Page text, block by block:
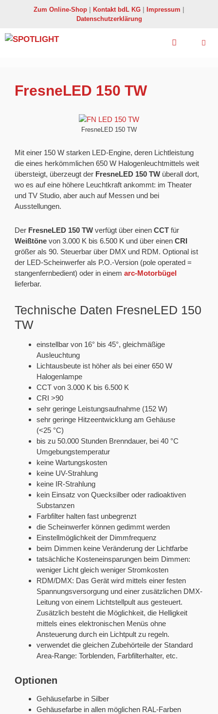
Zum Online-Shop Kontakt bdL KG Impressum
Datenschutzerklärung
FresneLED 150 TW
FresneLED 150 TW
Mit einer 150 W starken LED-Engine, deren Lichtleistung
die eines herkömmlichen 650 W Halogenleuchtmittels weit
übersteigt, überzeugt der FresneLED 150 TW überall dort,
wo es auf eine höhere Leuchtkraft ankommt: im Theater
und TV Studio, aber auch auf Messen und bei
Ausstellungen.
Der FresneLED 150 TW verfügt über einen CCT für
Weißtöne von 3.000 K bis 6.500 K und über einen CRI
größer als 90. Steuerbar über DMX und RDM. Optional ist
der LED-Scheinwerfer als P.O.-Version (pole operated =
stangenfernbedient) oder in einem arc-Motorbügel
lieferbar.
Technische Daten FresneLED 150
TW
einstellbar von 16° bis 45°, gleichmäßige
Ausleuchtung
Lichtausbeute ist höher als bei einer 650 W
Halogenlampe
CCT von 3.000 K bis 6.500 K
CRI >90
sehr geringe Leistungsaufnahme (152 W)
sehr geringe Hitzeentwicklung am Gehäuse
(<25 °C)
bis zu 50.000 Stunden Brenndauer, bei 40 °C
Umgebungstemperatur
keine Wartungskosten
keine UV-Strahlung
keine IR-Strahlung
kein Einsatz von Quecksilber oder radioaktiven
Substanzen
Farbfilter halten fast unbegrenzt
die Scheinwerfer können gedimmt werden
Einstellmöglichkeit der Dimmfrequenz
beim Dimmen keine Veränderung der Lichtfarbe
tatsächliche Kosteneinsparungen beim Dimmen:
weniger Licht gleich weniger Stromkosten
RDM/DMX: Das Gerät wird mittels einer festen
Spannungsversorgung und einer zusätzlichen DMX-
Leitung von einem Lichtstellpult aus gesteuert.
Zusätzlich besteht die Möglichkeit, die Helligkeit
mittels eines elektronischen Menüs ohne
Ansteuerung durch ein Lichtpult zu regeln.
verwendet die gleichen Zubehörteile der Standard
Area-Range: Torblenden, Farbfilterhalter, etc.
Optionen
Gehäusefarbe in Silber
Gehäusefarbe in allen möglichen RAL-Farben